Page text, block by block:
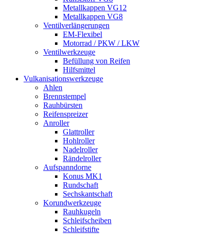
Metallkappen VG12
Metallkappen VG8
Ventilverlängerungen
EM-Flexibel
Motorrad / PKW / LKW
Ventilwerkzeuge
Befüllung von Reifen
Hilfsmittel
Vulkanisationswerkzeuge
Ahlen
Brennstempel
Rauhbürsten
Reifenspreizer
Anroller
Glattroller
Hohlroller
Nadelroller
Rändelroller
Aufspanndorne
Konus MK1
Rundschaft
Sechskantschaft
Korundwerkzeuge
Rauhkugeln
Schleifscheiben
Schleifstifte